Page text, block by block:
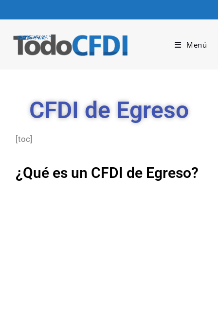
Menú
CFDI de Egreso
[toc]
¿Qué es un CFDI de Egreso?